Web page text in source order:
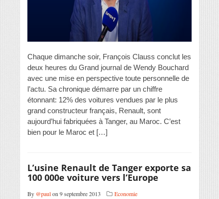
Chaque dimanche soir, François Clauss conclut les
deux heures du Grand journal de Wendy Bouchard
avec une mise en perspective toute personnelle de
l’actu. Sa chronique démarre par un chiffre
étonnant: 12% des voitures vendues par le plus
grand constructeur français, Renault, sont
aujourd’hui fabriquées à Tanger, au Maroc. C’est
bien pour le Maroc et […]
L’usine Renault de Tanger exporte sa
100 000e voiture vers l’Europe
By @paulon 9 septembre 2013 Economie